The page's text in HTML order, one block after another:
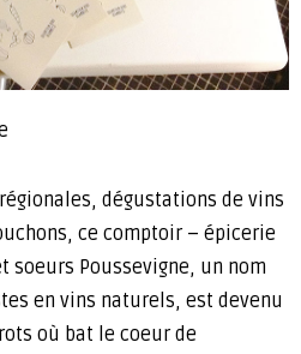
dégustations de vins
ce comptoir – épicerie
soeurs Poussevigne, un nom
en vins naturels, est devenu
où bat le coeur de